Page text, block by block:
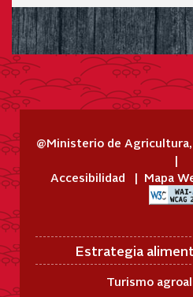
@Ministerio de
Accesibilidad Mapa
Estrategia
Turismo